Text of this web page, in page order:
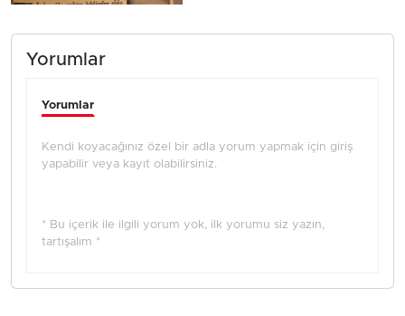
Yorumlar
Yorumlar
Kendi koyacağınız özel bir adla yorum yapmak için giriş
yapabilir veya kayıt olabilirsiniz.
* Bu içerik ile ilgili yorum yok, ilk yorumu siz yazın,
tartışalım *